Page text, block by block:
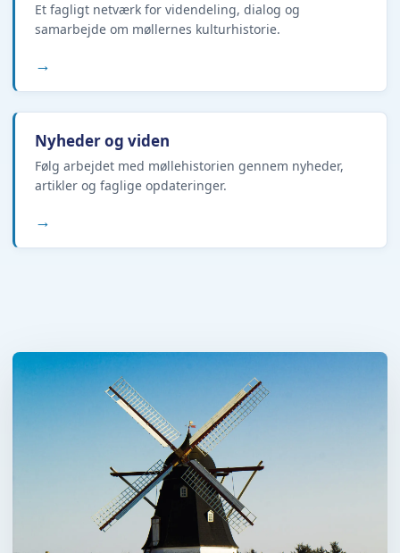
Et fagligt netværk for videndeling, dialog og
samarbejde om møllernes kulturhistorie.
→
Nyheder og viden
Følg arbejdet med møllehistorien gennem nyheder,
artikler og faglige opdateringer.
→